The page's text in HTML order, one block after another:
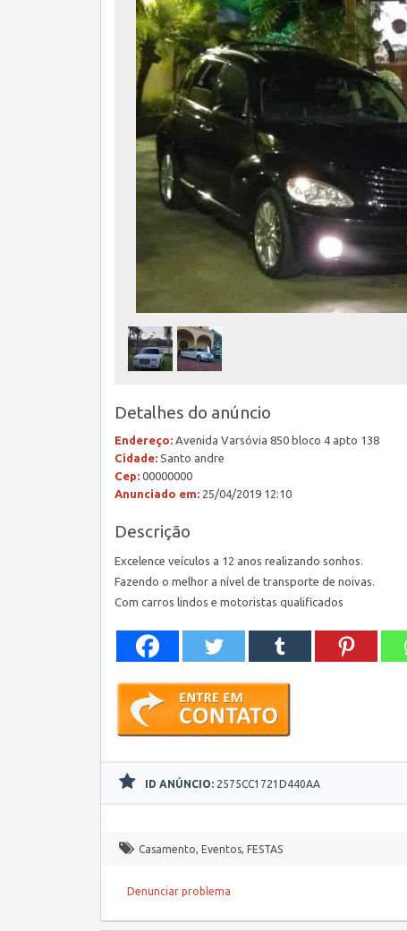
Detalhes do anúncio
Endereço: Avenida Varsóvia 850 bloco 4 apto 138
Cidade: Santo andre
Cep: 00000000
Anunciado em: 25/04/2019 12:10
Descrição
Excelence veículos a 12 anos realizando sonhos.
Fazendo o melhor a nível de transporte de noivas.
Com carros lindos e motoristas qualificados
ID ANÚNCIO: 2575CC1721D440AA
Casamento, Eventos, FESTAS
Denunciar problema